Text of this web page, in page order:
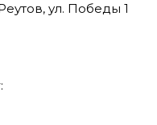
ул. Победы 1